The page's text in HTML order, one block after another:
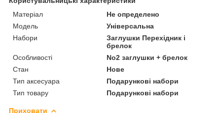
Матеріал
Не определено
Мoдель
Універсальна
Набори
Заглушки Перехідник і
брелок
Особливості
No2 заглушки + брелок
Стан
Нове
Тип аксесуара
Подарункові набори
Тип товару
Подарункові набори
Приховати